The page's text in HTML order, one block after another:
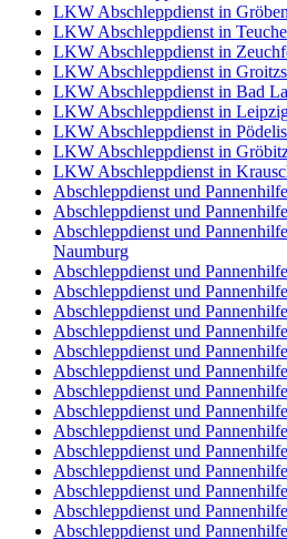
LKW Abschleppdienst in
LKW Abschleppdienst in
LKW Abschleppdienst in
LKW Abschleppdienst in
LKW Abschleppdienst in Bad
LKW Abschleppdienst in
LKW Abschleppdienst in
LKW Abschleppdienst in
LKW Abschleppdienst in
Abschleppdienst und
Abschleppdienst und
Abschleppdienst und
Naumburg
Abschleppdienst und
Abschleppdienst und
Abschleppdienst und
Abschleppdienst und
Abschleppdienst und
Abschleppdienst und
Abschleppdienst und
Abschleppdienst und
Abschleppdienst und
Abschleppdienst und
Abschleppdienst und
Abschleppdienst und
Abschleppdienst und
Abschleppdienst und